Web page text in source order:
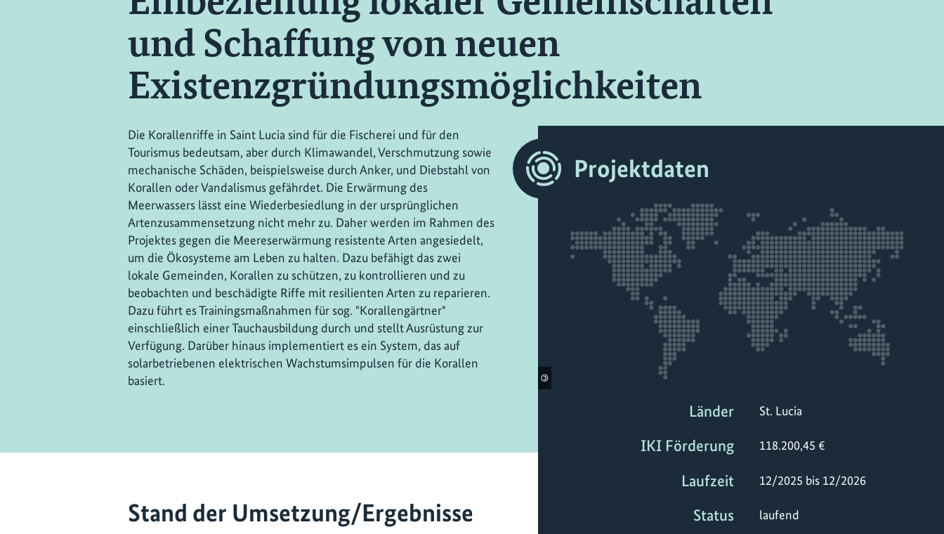
und Schaffung von neuen
Existenzgründungsmöglichkeiten
Die Korallenriffe in Saint Lucia sind für die Fischerei und für den
Tourismus bedeutsam, aber durch Klimawandel, Verschmutzung sowie
mechanische Schäden, beispielsweise durch Anker, und Diebstahl von
Korallen oder Vandalismus gefährdet. Die Erwärmung des
Meerwassers lässt eine Wiederbesiedlung in der ursprünglichen
Artenzusammensetzung nicht mehr zu. Daher werden im Rahmen des
Projektes gegen die Meereserwärmung resistente Arten angesiedelt,
um die Ökosysteme am Leben zu halten. Dazu befähigt das zwei
lokale Gemeinden, Korallen zu schützen, zu kontrollieren und zu
beobachten und beschädigte Riffe mit resilienten Arten zu reparieren.
Dazu führt es Trainingsmaßnahmen für sog. "Korallengärtner"
einschließlich einer Tauchausbildung durch und stellt Ausrüstung zur
Verfügung. Darüber hinaus implementiert es ein System, das auf
solarbetriebenen elektrischen Wachstumsimpulsen für die Korallen
basiert.
Projektdaten
©
Länder St. Lucia
IKI Förderung 118.200,45 €
Laufzeit 12/2025 bis 12/2026
Status laufend
Stand der Umsetzung/Ergebnisse